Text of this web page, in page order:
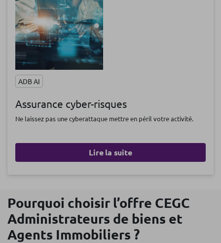
ADB AI
Assurance cyber-risques
Ne laissez pas une cyberattaque mettre en péril votre activité.
Lire la suite
Pourquoi choisir l’offre CEGC
Administrateurs de biens et
Agents Immobiliers ?